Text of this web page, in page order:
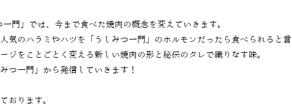
門」では、今まで食べた焼肉の概念を変えていきます。
気のハラミやハツを「うしみつ一門」のホルモンだったら食べられると言
ジをことごとく変える新しい焼肉の形と秘伝のタレで織りなす味。
つ一門」から発信していきます！
おります。